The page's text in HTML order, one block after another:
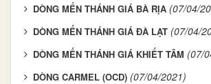
DÒNG MẾN THÁNH GIÁ BÀ RỊA (07/04/
DÒNG MẾN THÁNH GIÁ ĐÀ LẠT (07/04/
DÒNG MẾN THÁNH GIÁ KHIẾT TÂM (07/
DÒNG CARMEL (OCD) (07/04/2021)